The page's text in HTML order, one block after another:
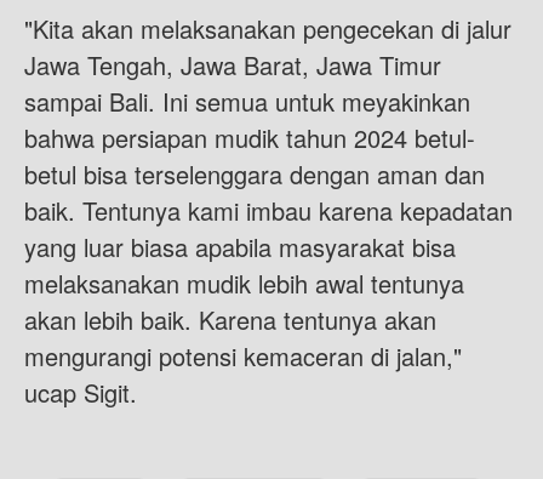
"Kita akan melaksanakan pengecekan di jalur
Jawa Tengah, Jawa Barat, Jawa Timur
sampai Bali. Ini semua untuk meyakinkan
bahwa persiapan mudik tahun 2024 betul-
betul bisa terselenggara dengan aman dan
baik. Tentunya kami imbau karena kepadatan
yang luar biasa apabila masyarakat bisa
melaksanakan mudik lebih awal tentunya
akan lebih baik. Karena tentunya akan
mengurangi potensi kemaceran di jalan,"
ucap Sigit.